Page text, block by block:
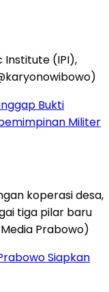
Bukti
Militer
Siapkan